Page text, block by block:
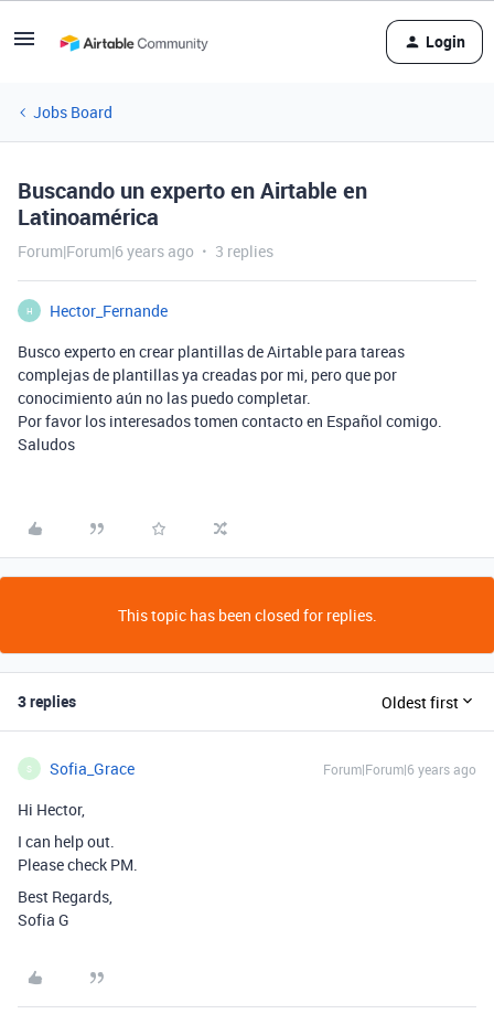
Login
Jobs Board
Buscando un experto en Airtable en
Latinoamérica
Forum|Forum|6 years ago 3 replies
H
Hector_Fernande
Busco experto en crear plantillas de Airtable para tareas
complejas de plantillas ya creadas por mi, pero que por
conocimiento aún no las puedo completar.
Por favor los interesados tomen contacto en Español comigo.
Saludos
This topic has been closed for replies.
3 replies Oldest first
S Sofia_Grace Forum|Forum|6 years ago
Hi Hector,
I can help out.
Please check PM.
Best Regards,
Sofia G